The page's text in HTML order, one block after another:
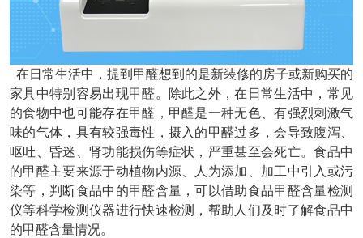
在日常生活中，提到甲醛想到的是新装修的房子或新购买的
家具中特别容易出现甲醛。除此之外，在日常生活中，常见
的食物中也可能存在甲醛，甲醛是一种无色、有强烈刺激气
味的气体，具有较强毒性，摄入的甲醛过多，会导致腹泻、
呕吐、昏迷、肾功能损伤等症状，严重甚至会死亡。食品中
的甲醛主要来源于动植物内源、人为添加、加工中引入或污
染等，判断食品中的甲醛含量，可以借助食品甲醛含量检测
仪等科学检测仪器进行快速检测，帮助人们及时了解食品中
的甲醛含量情况。